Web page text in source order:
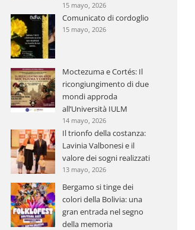
15 mayo, 2026
Comunicato di cordoglio
15 mayo, 2026
Moctezuma e Cortés: Il
ricongiungimento di due
mondi approda
all’Università IULM
14 mayo, 2026
Il trionfo della costanza:
Lavinia Valbonesi e il
valore dei sogni realizzati
13 mayo, 2026
Bergamo si tinge dei
colori della Bolivia: una
gran entrada nel segno
della memoria